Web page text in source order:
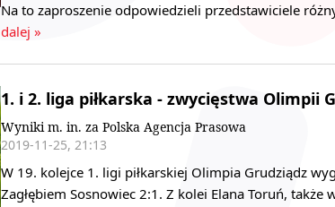
Na to zaproszenie odpowiedzieli przedstawiciele
dalej »
1. i 2. liga piłkarska - zwycięstwa Olimpii
Wyniki m. in. za Polska Agencja Prasowa
2019-11-25, 21:13
W 19. kolejce 1. ligi piłkarskiej Olimpia Grudziądz
Zagłębiem Sosnowiec 2:1. Z kolei Elana Toruń, także